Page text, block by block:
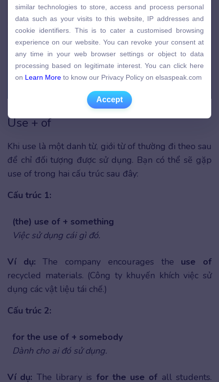
Cấu trúc danh từ use đi với giới từ for
Use + of
Khi use là một danh từ, giới từ of thường đi theo sau
để chỉ đối tượng được sử dụng. Bạn có thể sẽ gặp
use of trong hai cấu trúc sau đây:
Cấu trúc 1:
(the) use of + something
Việc sử dụng cái gì đó.
Ví dụ: The company encourages the use of
recycled materials. (Công ty khuyến khích việc sử
dụng các vật liệu tái chế.)
Cấu trúc 2:
for the use of + somebody
Dành cho ai đó sử dụng.
Ví dụ: The library is for the use of all students.
data such as your visits to this website, IP addresses and
cookie identifiers. This is to cater a customised browsing
experience on our website. You can revoke your consent at
any time in your web browser settings or object to data
processing based on legitimate interest. You can click here
on
Learn More to know our Privacy Policy on elsaspeak.com
Accept
similar technologies to store, access and process personal
data such as your visits to this website, IP addresses and
cookie identifiers. This is to cater a customised browsing
experience on our website. You can revoke your consent at
any time in your web browser settings or object to data
processing based on legitimate interest. You can click here
on Learn More to know our Privacy Policy on elsaspeak.com
Accept